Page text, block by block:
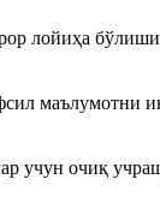
лойиҳа
маълумотни
учун очиқ